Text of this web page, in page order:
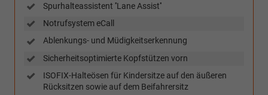
Spurhalteassistent ''Lane Assist''
Notrufsystem eCall
Ablenkungs- und Müdigkeitserkennung
Sicherheitsoptimierte Kopfstützen vorn
ISOFIX-Halteösen für Kindersitze auf den äußeren
Rücksitzen sowie auf dem Beifahrersitz